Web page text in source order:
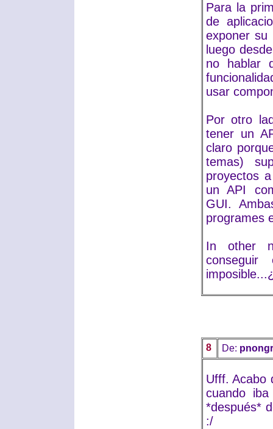
Para la
de
exponer su
luego
no hablar
usar
Por otro
tener un
claro
temas)
proyectos
un API
GUI.
programes
In other
8 De:
Ufff. Acabo
cuando
*después*
:/